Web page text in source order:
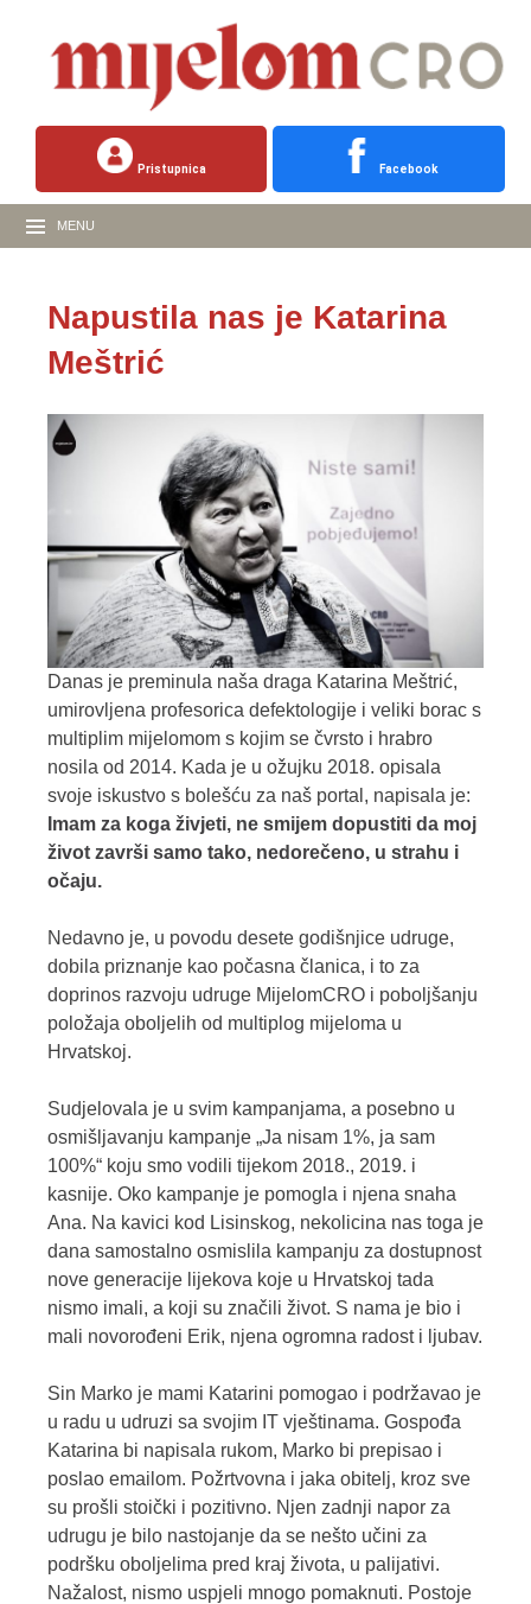
Pristupnica Facebook
MENU
Napustila nas je Katarina
Meštrić
Danas je preminula naša draga Katarina Meštrić,
umirovljena profesorica defektologije i veliki borac s
multiplim mijelomom s kojim se čvrsto i hrabro
nosila od 2014. Kada je u ožujku 2018. opisala
svoje iskustvo s bolešću za naš portal, napisala je:
Imam za koga živjeti, ne smijem dopustiti da moj
život završi samo tako, nedorečeno, u strahu i
očaju.
Nedavno je, u povodu desete godišnjice udruge,
dobila priznanje kao počasna članica, i to za
doprinos razvoju udruge MijelomCRO i poboljšanju
položaja oboljelih od multiplog mijeloma u
Hrvatskoj.
Sudjelovala je u svim kampanjama, a posebno u
osmišljavanju kampanje „Ja nisam 1%, ja sam
100%“ koju smo vodili tijekom 2018., 2019. i
kasnije. Oko kampanje je pomogla i njena snaha
Ana. Na kavici kod Lisinskog, nekolicina nas toga je
dana samostalno osmislila kampanju za dostupnost
nove generacije lijekova koje u Hrvatskoj tada
nismo imali, a koji su značili život. S nama je bio i
mali novorođeni Erik, njena ogromna radost i ljubav.
Sin Marko je mami Katarini pomogao i podržavao je
u radu u udruzi sa svojim IT vještinama. Gospođa
Katarina bi napisala rukom, Marko bi prepisao i
poslao emailom. Požrtvovna i jaka obitelj, kroz sve
su prošli stoički i pozitivno. Njen zadnji napor za
udrugu je bilo nastojanje da se nešto učini za
podršku oboljelima pred kraj života, u palijativi.
Nažalost, nismo uspjeli mnogo pomaknuti. Postoje